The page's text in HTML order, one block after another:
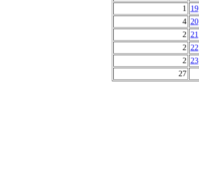
1
19
4 20
2 21
2 22
2 23
27